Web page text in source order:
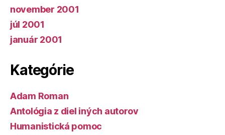
november 2001
júl 2001
január 2001
Kategórie
Adam Roman
Antológia z diel iných autorov
Humanistická pomoc